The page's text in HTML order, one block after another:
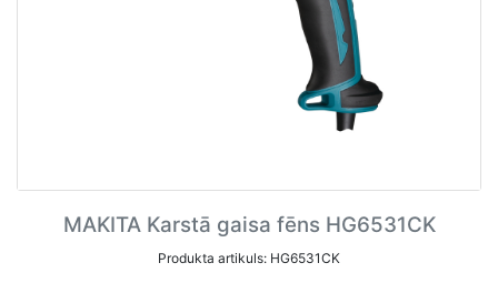
MAKITA Karstā gaisa fēns HG6531CK
Produkta artikuls: HG6531CK